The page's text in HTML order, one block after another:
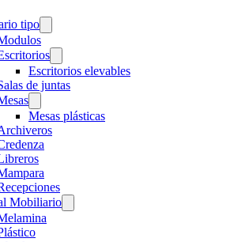
tipo
Escritorios elevables
de juntas
Mesas plásticas
Mobiliario